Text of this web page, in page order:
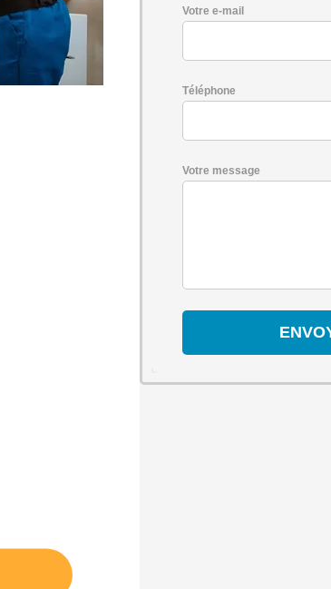
Votre e-mail
Téléphone
Votre message